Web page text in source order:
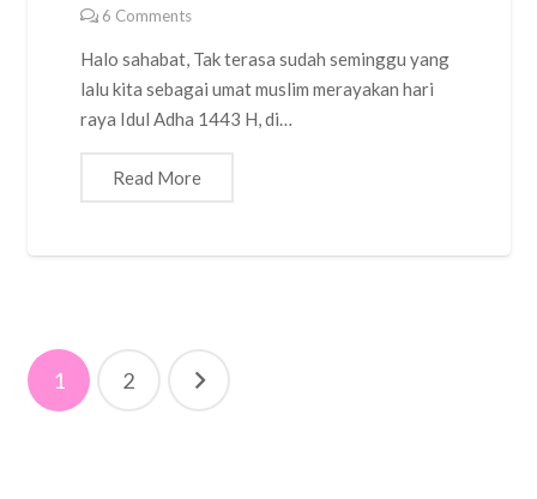
6 Comments
Halo sahabat, Tak terasa sudah seminggu yang
lalu kita sebagai umat muslim merayakan hari
raya Idul Adha 1443 H, di…
Read More
Posts
navigation
1 2